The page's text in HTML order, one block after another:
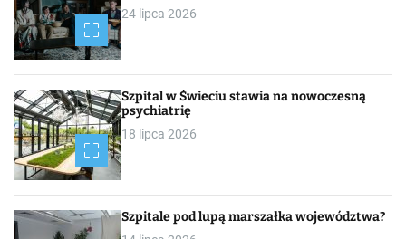
24 lipca 2026
Szpital w Świeciu stawia na nowoczesną
psychiatrię
18 lipca 2026
Szpitale pod lupą marszałka województwa?